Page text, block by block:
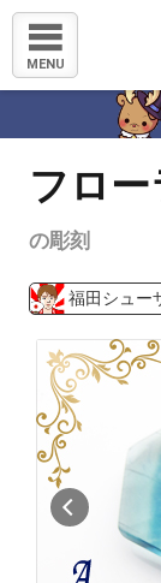
MENU
フロ
の彫刻
福田シュー